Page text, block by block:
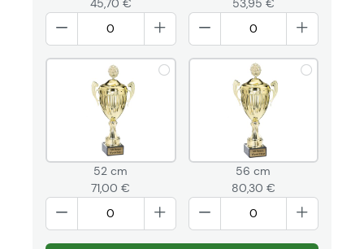
45,70 €
53,95 €
52 cm
71,00 €
56 cm
80,30 €